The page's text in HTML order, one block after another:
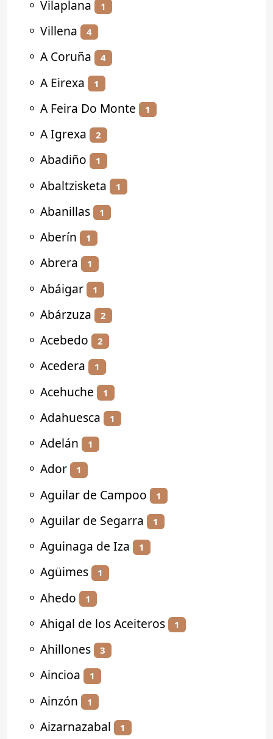
⚬ Vilaplana 1
⚬ Villena 4
⚬ A Coruña 4
⚬ A Eirexa 1
⚬ A Feira Do Monte 1
⚬ A Igrexa 2
⚬ Abadiño 1
⚬ Abaltzisketa 1
⚬ Abanillas 1
⚬ Aberín 1
⚬ Abrera 1
⚬ Abáigar 1
⚬ Abárzuza 2
⚬ Acebedo 2
⚬ Acedera 1
⚬ Acehuche 1
⚬ Adahuesca 1
⚬ Adelán 1
⚬ Ador 1
⚬ Aguilar de Campoo 1
⚬ Aguilar de Segarra 1
⚬ Aguinaga de Iza 1
⚬ Agüimes 1
⚬ Ahedo 1
⚬ Ahigal de los Aceiteros 1
⚬ Ahillones 3
⚬ Aincioa 1
⚬ Ainzón 1
⚬ Aizarnazabal 1